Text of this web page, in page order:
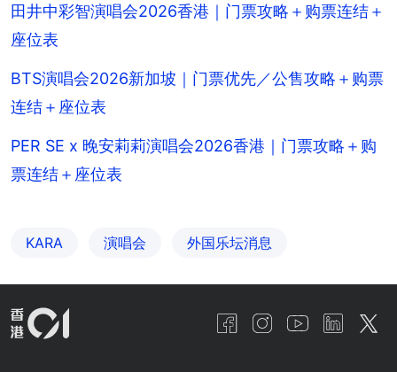
田井中彩智演唱会2026香港｜门票攻略＋购票连结＋
座位表
BTS演唱会2026新加坡｜门票优先／公售攻略＋购票
连结＋座位表
PER SE x 晚安莉莉演唱会2026香港｜门票攻略＋购
票连结＋座位表
KARA 演唱会 外国乐坛消息